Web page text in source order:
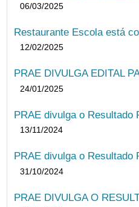
06/03/2025
Restaurante Escola está
12/02/2025
PRAE DIVULGA EDITAL
24/01/2025
PRAE divulga o Resultado
13/11/2024
PRAE divulga o Resultado
31/10/2024
PRAE DIVULGA O